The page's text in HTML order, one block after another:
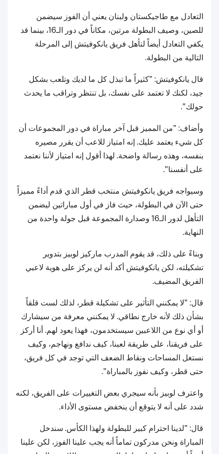
التعادل مع طاجيكستان ولبنان يعني أن الفوز سيضمن
للصين، وصيف البطولة مرتين، مكاناً في دور الـ16، بينما قد
يكفي التعادل أيضاً لتأهل فريق يانكوفيتش إلى المرحلة
التالية من البطولة.
قال يانكوفيتش: "كثيراً ما تبذل كل ما لديك وتلعب بشكل
جيد، لكنك لا تعتمد على نفسك، بل تنتظر وتراقب ما يحدث
حولك".
وأضاف: "من المميز قبل آخر مباراة في دور المجموعات أن
كل شيء يعتمد عليك. إنه امتياز للاعب أن يقرر مصيره
بنفسه، وهذه رسالة واضحة. لهذا أقول إنه امتياز لأننا نعتمد
على أنفسنا".
وسيواجه فريق يانكوفيتش منتخب قطر الذي قدم أداءً مميزاً
حتى الآن في البطولة، حيث فاز في أول مباراتين ليضمن
التأهل لدور الـ16 وصدارة المجموعة قبل جولة واحدة من
النهاية.
وبناءً على ذلك، قد يقوم المدرب ماركيز لوبيز بتدوير
تشكيلته، لكن يانكوفيتش أكد أنه لن يركز على هوية لاعبي
الفريق المضيف.
قال: "لا يمكنني التأثير على تشكيلة قطر، لذلك لست قلقاً
بشأن ذلك لأنه خارج نطاقي. لا يمكنني معرفة من سيشارك
أو أي نوع من اللاعبين سيستخدمون، فهذا يعود لهم. أنا أركز
على فريقنا، على طريقة لعبنا، كيف ندافع ونهاجم، وكيف
نستغل المساحات ونقاط الضعف التي توجد في كل فريق،
حتى قطر، وكيف نفوز بالمباراة".
واعترف لوبيز بأنه سيجري بعض التغييرات على الفريق، لكنه
شدد على أنه لا يتوقع أن ينخفض مستوى الأداء.
قال: "لدينا احترام كبير للبطولة ولهذا الكأس. سندخل
المباراة ونحن مدركون تماماً أنه يجب علينا الفوز، لكن علينا